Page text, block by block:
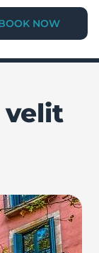
NOW
velit